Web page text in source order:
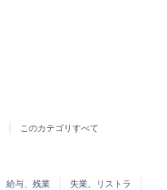
このカテゴリすべて
給与、残業
失業、リストラ